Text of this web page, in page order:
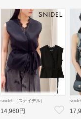
snidel （スナイデル）
レーストリミングバリエジレ 26
秋冬【SWFV264207】ベスト
14,960円
ョー
【